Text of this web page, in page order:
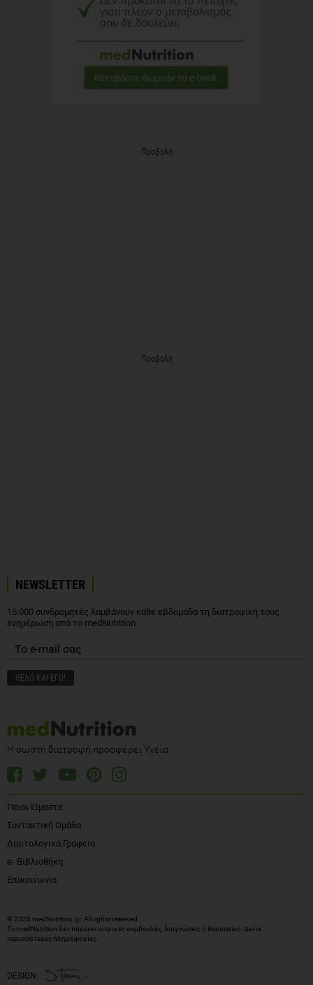
Προβολή
Προβολή
NEWSLETTER
15.000 συνδρομητές λαμβάνουν κάθε εβδομάδα τη διατροφική τους
ενημέρωση από το medNutrition.
Η σωστή διατροφή προσφέρει Υγεία
Ποιοι Είμαστε
Συντακτική Ομάδα
Διαιτολογικά Γραφεία
e- Βιβλιοθήκη
Επικοινωνία
© 2026 medNutrition.gr. All rights reserved.
Το medNutrition δεν παρέχει ιατρικές συμβουλές, διαγνώσεις ή θεραπείες. Δείτε
περισσότερες πληροφορίες
DESIGN: